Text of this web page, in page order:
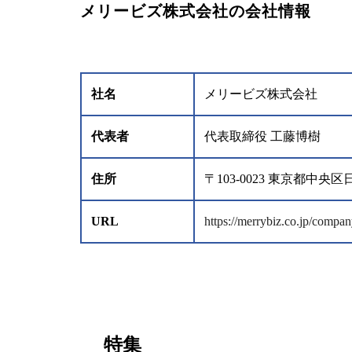
メリービズ株式会社の会社情報
社名 メリービズ株式会社
代表者 代表取締役 工藤博樹
住所 〒103-0023 東京都中央
URL https://merrybiz.co.jp/
特集